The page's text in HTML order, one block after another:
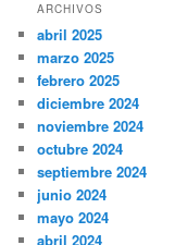
ARCHIVOS
abril 2025
marzo 2025
febrero 2025
diciembre 2024
noviembre 2024
octubre 2024
septiembre 2024
junio 2024
mayo 2024
abril 2024